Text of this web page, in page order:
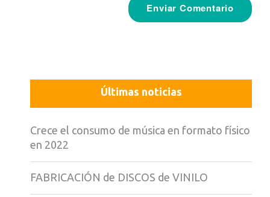
Últimas noticias
Crece el consumo de música en formato físico
en 2022
FABRICACIÓN de DISCOS de VINILO